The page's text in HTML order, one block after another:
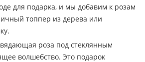
для подарка, и мы добавим к розам
топпер из дерева или
роза под стеклянным
волшебство. Это подарок